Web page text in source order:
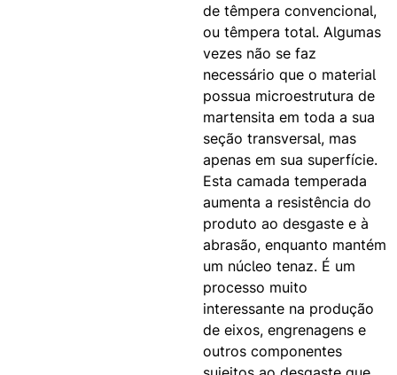
de têmpera convencional,
ou têmpera total. Algumas
vezes não se faz
necessário que o material
possua microestrutura de
martensita em toda a sua
seção transversal, mas
apenas em sua superfície.
Esta camada temperada
aumenta a resistência do
produto ao desgaste e à
abrasão, enquanto mantém
um núcleo tenaz. É um
processo muito
interessante na produção
de eixos, engrenagens e
outros componentes